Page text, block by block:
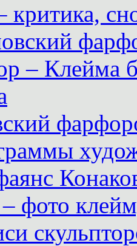
– Клейма
– фото